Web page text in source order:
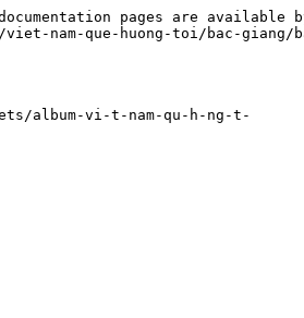
pages are available
nam-que-huong-toi/bac-giang/
album-vi-t-nam-qu-h-ng-t-